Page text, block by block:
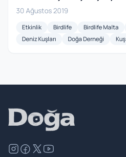
30 Ağustos 2019
Etkinlik Birdlife Birdlife Malta
Deniz Kuşları
Doğa Derneği Kuş